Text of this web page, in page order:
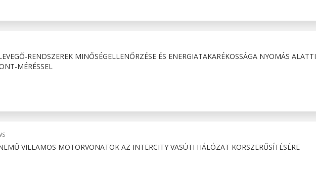
RENDSZEREK MINŐSÉGELLENŐRZÉSE ÉS ENERGIATAKARÉKOSSÁGA NYOMÁS ALATTI
MÉRÉSSEL
VILLAMOS MOTORVONATOK AZ INTERCITY VASÚTI HÁLÓZAT KORSZERŰSÍTÉSÉRE